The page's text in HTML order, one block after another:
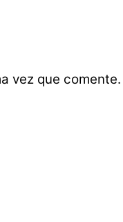
vez que comente.